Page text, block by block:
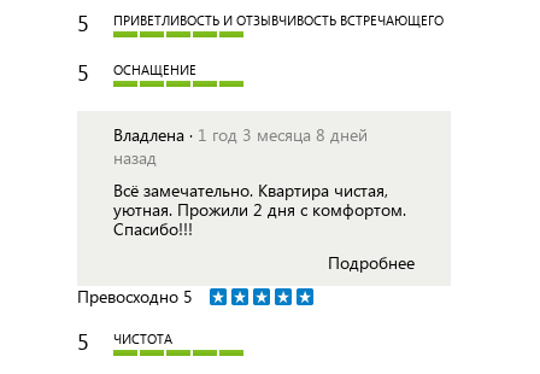
5 ПРИВЕТЛИВОСТЬ И ОТЗЫВЧИВОСТЬ ВСТРЕЧАЮЩЕГО
5 ОСНАЩЕНИЕ
Владлена · 1 год 3 месяца 8 дней
назад
Всё замечательно. Квартира чистая,
уютная. Прожили 2 дня с комфортом.
Спасибо!!!
Подробнее
Превосходно 5
5 ЧИСТОТА